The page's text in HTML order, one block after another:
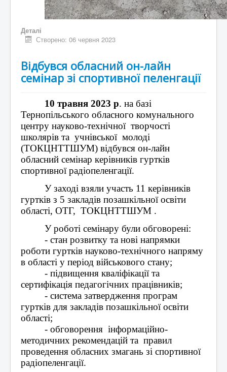
Деталі
Створено: 06 червня 2023
Відбувся обласний он-лайн
семінар зі спортивної пеленгації
10 травня 2023 р. на базі
Тернопільського обласного комунального
центру науково-технічної  творчості
школярів та  учнівської  молоді
(ТОКЦНТТШУМ) відбувся он-лайн
обласний семінар керівників гуртків
спортивної радіопеленгації.
У заході взяли участь 11 керівників
гуртків з 5 закладів позашкільної освіти
області, ОТГ,  ТОКЦНТТШУМ .
У роботі семінару були обговорені:
- стан розвитку та нові напрямки
роботи гуртків науково-технічного напряму
в області у період військового стану;
- підвищення кваліфікації та
сертифікація педагогічних працівників;
- система затвердження програм
гуртків для закладів позашкільної освіти
області;
- обговорення  інформаційно-
методичних рекомендацій та  правил
проведення обласних змагань зі спортивної
радіопеленгації.